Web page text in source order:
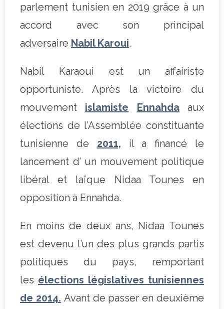
parlement tunisien en 2019 grâce à un
accord avec son principal
adversaire Nabil Karoui.
Nabil Karaoui est un affairiste
opportuniste. Après la victoire du
mouvement islamiste Ennahdaaux
élections de l’Assemblée constituante
tunisienne de 2011, il a financé le
lancement d’ un mouvement politique
libéral et laïque Nidaa Tounes en
opposition à Ennahda.
En moins de deux ans, Nidaa Tounes
est devenu l’un des plus grands partis
politiques du pays, remportant
les élections législatives tunisiennes
de 2014. Avant de passer en deuxième